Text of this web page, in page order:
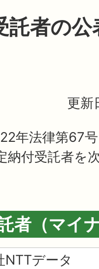
託者の公
更新
年法律第67
納付受託者を
者（マイ
NTTデータ